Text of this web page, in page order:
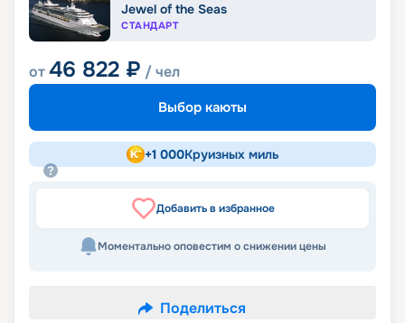
Jewel of the Seas
СТАНДАРТ
от46 822 ₽ / чел
Выбор каюты
+1 000Круизных миль
Добавить в избранное
Моментально оповестим о снижении цены
Поделиться